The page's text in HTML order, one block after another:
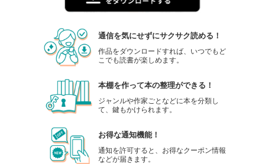
通信を気にせずにサクサク読める！
作品をダウンロードすれば、いつでもど
こでも読書が楽しめます。
本棚を作って本の整理ができる！
ジャンルや作家ごとなどに本を分類し
て、鍵もかけられます。
お得な通知機能！
通知を許可すると、お得なクーポン情報
などが届きます。